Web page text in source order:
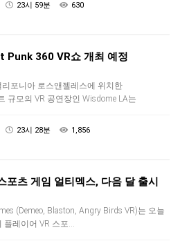
23시 59분 630
Punk 360 VR쇼 개최 예정
리포니아 로스앤젤레스에 위치한
규모의 VR 공연장인 Wisdome LA는
23시 28분 1,856
포츠 게임 얼티멕스, 다음 달 출시
(Demeo, Blaston, Angry Birds VR)는 오늘
플레이어 VR 스포…